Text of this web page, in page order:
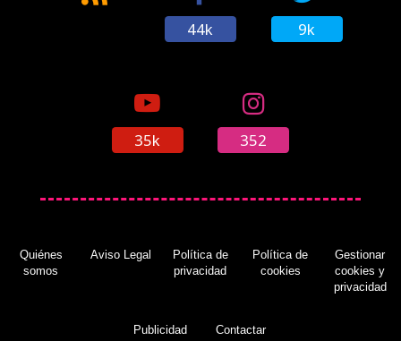
44k 9k
35k 352
Quiénes
somos
Aviso Legal
Política de
privacidad
Política de
cookies
Gestionar
cookies y
privacidad
Publicidad Contactar